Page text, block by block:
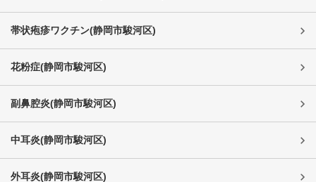
帯状疱疹ワクチン(静岡市駿河区)
花粉症(静岡市駿河区)
副鼻腔炎(静岡市駿河区)
中耳炎(静岡市駿河区)
外耳炎(静岡市駿河区)